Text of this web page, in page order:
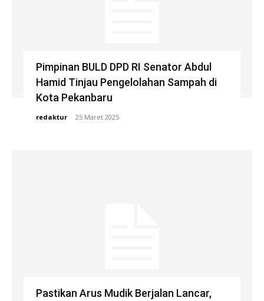
Pimpinan BULD DPD RI Senator Abdul
Hamid Tinjau Pengelolahan Sampah di
Kota Pekanbaru
redaktur - 25 Maret 2025
Pastikan Arus Mudik Berjalan Lancar,